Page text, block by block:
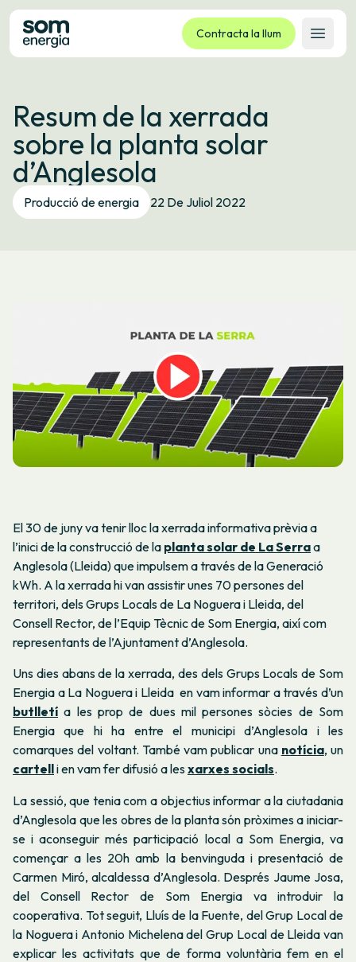
Contracta la llum
Obrir
Tarifes
Serveis
Empreses
La cooperativa
Contacte
Resum de la xerrada
sobre la planta solar
d’Anglesola
Producció de energia 22 De Juliol 2022
El 30 de juny va tenir lloc la xerrada informativa prèvia a
l’inici de la construcció de la planta solar de La Serraa
Anglesola (Lleida) que impulsem a través de la Generació
kWh. A la xerrada hi van assistir unes 70 persones del
territori, dels Grups Locals de La Noguera i Lleida, del
Consell Rector, de l’Equip Tècnic de Som Energia, així com
representants de l’Ajuntament d’Anglesola.
Uns dies abans de la xerrada, des dels Grups Locals de Som
Energia a La Noguera i Lleida en vam informar a través d’un
butlletí a les prop de dues mil persones sòcies de Som
Energia que hi ha entre el municipi d’Anglesola i les
comarques del voltant. També vam publicar una notícia, un
cartelli en vam fer difusió a lesxarxes socials.
La sessió, que tenia com a objectius informar a la ciutadania
d’Anglesola que les obres de la planta són pròximes a iniciar-
se i aconseguir més participació local a Som Energia, va
començar a les 20h amb la benvinguda i presentació de
Carmen Miró, alcaldessa d’Anglesola. Després Jaume Josa,
del Consell Rector de Som Energia va introduir la
cooperativa. Tot seguit, Lluís de la Fuente, del Grup Local de
la Noguera i Antonio Michelena del Grup Local de Lleida van
explicar les activitats que de forma voluntària fem en el